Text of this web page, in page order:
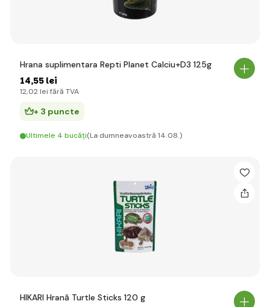
Hrana suplimentara Repti Planet Calciu+D3 125g
14,55 lei
12,02 lei fără TVA
+ 3 puncte
Ultimele 4 bucăți(La dumneavoastră 14.08.)
HIKARI Hrană Turtle Sticks 120 g